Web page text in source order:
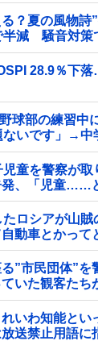
る？夏の風物詩
減 騒音対策
28.9％下
球部の練習中
いです」→中
児童を警察が
発、「児童……
たロシアが山
動車とかって
”市民団体”を
ていた観客た
いわ知能とい
送禁止用語に